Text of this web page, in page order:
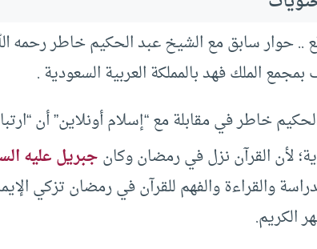
.. حوار سابق مع الشيخ عبد الحكيم خاطر رحمه
الملك فهد بالمملكة العربية السعودية .
خاطر في مقابلة مع “إسلام أونلاين” أن
لأن القرآن نزل في رمضان وكانجبريل عليه
والقراءة والفهم للقرآن في رمضان تزكي
الكريم.